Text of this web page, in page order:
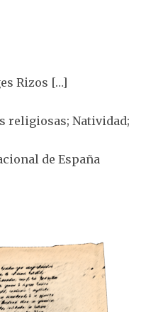
Rizos […]
religiosas; Natividad;
de España